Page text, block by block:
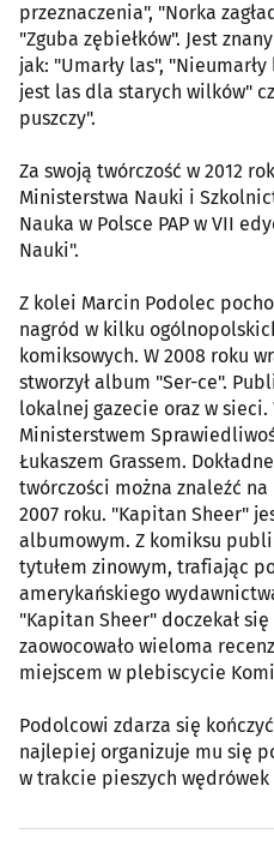
przeznaczenia", "Norka
"Zguba zębiełków". Jest
jak: "Umarły las",
jest las dla starych wilków"
puszczy".
Za swoją twórczość w 2012
Ministerstwa Nauki i
Nauka w Polsce PAP w VII
Nauki".
Z kolei Marcin Podolec
nagród w kilku
komiksowych. W 2008 roku
stworzył album "Ser-ce".
lokalnej gazecie oraz w sieci.
Ministerstwem
Łukaszem Grassem.
twórczości można znaleźć
2007 roku. "Kapitan Sheer"
albumowym. Z komiksu
tytułem zinowym, trafiając
amerykańskiego
"Kapitan Sheer" doczekał
zaowocowało wieloma
miejscem w plebiscycie
Podolcowi zdarza się
najlepiej organizuje mu się
w trakcie pieszych wędrówek